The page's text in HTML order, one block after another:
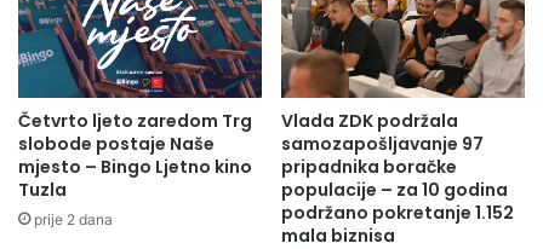
Četvrto ljeto zaredom Trg
slobode postaje Naše
mjesto – Bingo Ljetno kino
Tuzla
prije 2 dana
Vlada ZDK podržala
samozapošljavanje 97
pripadnika boračke
populacije – za 10 godina
podržano pokretanje 1.152
mala biznisa